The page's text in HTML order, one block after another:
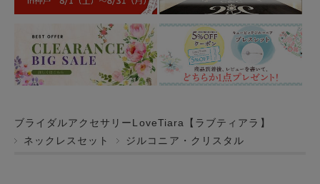
ブライダルアクセサリーLoveTiara【ラブティアラ】
ネックレスセット
ジルコニア・クリスタル